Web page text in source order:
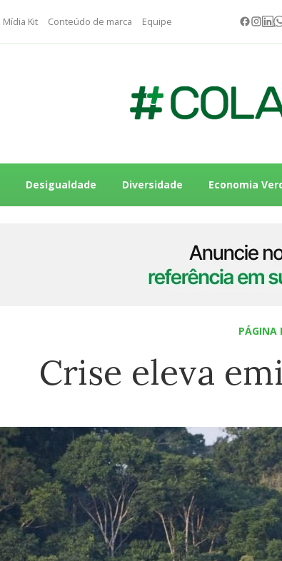
Mídia Kit Conteúdo de marca Equipe
Desigualdade Diversidade Economia
PÁGINA
Crise eleva